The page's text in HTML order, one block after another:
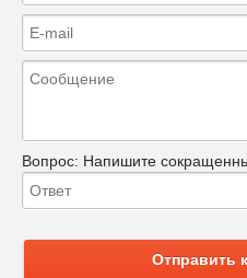
Вопрос: Напишите
Отправить